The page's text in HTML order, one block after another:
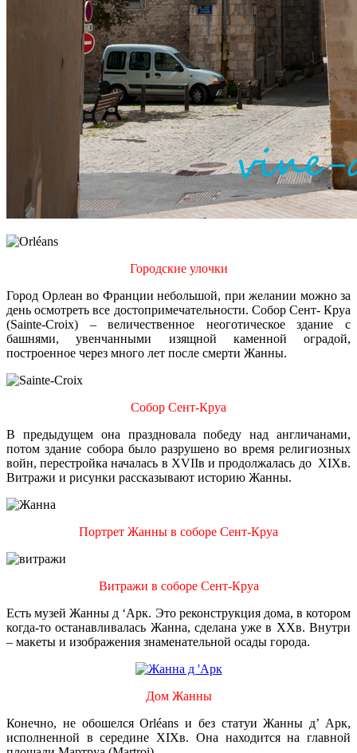
Городские улочки
Город Орлеан во Франции небольшой, при желании можно за
день осмотреть все достопримечательности. Собор Сент- Круа
(Sainte-Croix) – величественное неоготическое здание с
башнями, увенчанными изящной каменной оградой,
построенное через много лет после смерти Жанны.
Собор Сент-Круа
В предыдущем она праздновала победу над англичанами,
потом здание собора было разрушено во время религиозных
войн, перестройка началась в XVIIв и продолжалась до XIXв.
Витражи и рисунки рассказывают историю Жанны.
Портрет Жанны в соборе Сент-Круа
Витражи в соборе Сент-Круа
Есть музей Жанны д ‘Арк. Это реконструкция дома, в котором
когда-то останавливалась Жанна, сделана уже в XXв. Внутри
– макеты и изображения знаменательной осады города.
Дом Жанны
Конечно, не обошелся Orléans и без статуи Жанны д’ Арк,
исполненной в середине XIXв. Она находится на главной